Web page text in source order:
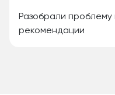
Разобрали
рекомендации